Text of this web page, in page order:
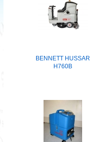
BENNETT HUSSAR
H760B